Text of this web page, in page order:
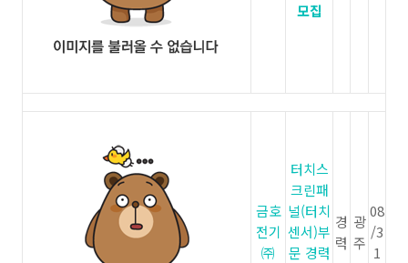
모집
금호
전기
㈜
터치스
크린패
널(터치
센서)부
문 경력
경
력
광
주
08
/3
1